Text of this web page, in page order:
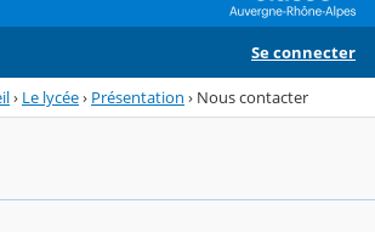
Se connecter
› Le lycée› Présentation › Nous contacter